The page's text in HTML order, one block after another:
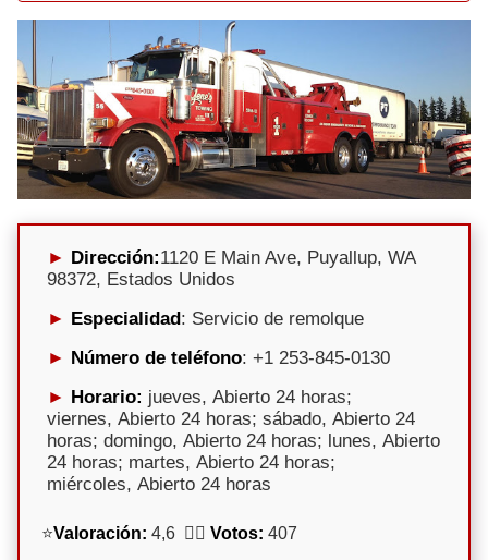
Dirección:1120 E Main Ave, Puyallup, WA
98372, Estados Unidos
Especialidad: Servicio de remolque
Número de teléfono: +1 253-845-0130
Horario: jueves, Abierto 24 horas;
viernes, Abierto 24 horas; sábado, Abierto 24
horas; domingo, Abierto 24 horas; lunes, Abierto
24 horas; martes, Abierto 24 horas;
miércoles, Abierto 24 horas
⭐Valoración: 4,6 🕵️‍♀️ Votos: 407